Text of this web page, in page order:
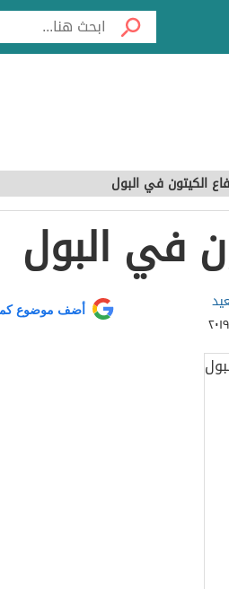
الكيتون في البول
في البول
أضف موضوع